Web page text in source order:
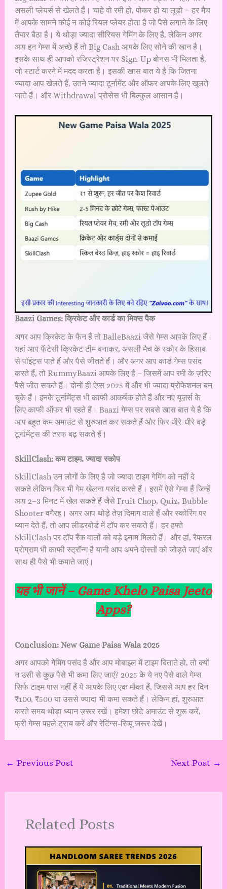
असली प्लेयर्स से खेलते हैं। चाहे वो रमी हो, पोकर हो या लूडो – हर मैच
में आपके सामने कोई न कोई रियल प्लेयर होता है जो पैसे लगाने के लिए
तैयार बैठा है। ये थोड़ा ज्यादा सीरियस गेमिंग के लिए है, लेकिन अगर
आप इन गेम्स में अच्छे हैं तो Big Cash आपके लिए सोने की खान है।
इसके साथ ही आपको रजिस्ट्रेशन पर Sign-Up बोनस भी मिलता है,
जो स्टार्ट करने में मदद करता है। इसकी खास बात ये है कि जितना
ज्यादा आप खेलते हैं, उतने ज्यादा टूर्नामेंट और ऑफर आपके लिए खुलते
जाते हैं। और Withdrawal प्रोसेस भी बिल्कुल आसान है।
Baazi Games: क्रिकेट और कार्ड का मिक्स पैक
अगर आप क्रिकेट के फैन हैं तो BalleBaazi जैसे गेम्स आपके लिए हैं।
यहां आप फैंटेसी क्रिकेट टीम बनाकर, असली मैच के स्कोर के हिसाब
से पॉइंट्स पाते हैं और पैसे जीतते हैं। और अगर आप कार्ड गेम्स पसंद
करते हैं, तो RummyBaazi आपके लिए है – जिसमें आप रमी के ज़रिए
पैसे जीत सकते हैं। दोनों ही ऐप्स 2025 में और भी ज्यादा प्रोफेशनल बन
चुके हैं। इनके टूर्नामेंट्स भी काफी आकर्षक होते हैं और नए यूज़र्स के
लिए काफी ऑफर भी रहते हैं। Baazi गेम्स पर सबसे खास बात ये है कि
आप बहुत कम अमाउंट से शुरुआत कर सकते हैं और फिर धीरे-धीरे बड़े
टूर्नामेंट्स की तरफ बढ़ सकते हैं।
SkillClash: कम टाइम, ज्यादा स्कोप
SkillClash उन लोगों के लिए है जो ज्यादा टाइम गेमिंग को नहीं दे
सकते लेकिन फिर भी गेम खेलना पसंद करते हैं। इसमें ऐसे गेम्स हैं जिन्हें
आप 2–3 मिनट में खेल सकते हैं जैसे Fruit Chop, Quiz, Bubble
Shooter वगैरह। अगर आप थोड़े तेज़ दिमाग वाले हैं और स्कोरिंग पर
ध्यान देते हैं, तो आप लीडरबोर्ड में टॉप कर सकते हैं। हर हफ्ते
SkillClash पर टॉप रैंक वालों को बड़े इनाम मिलते हैं। और हां, रैफरल
प्रोग्राम भी काफी स्ट्रॉन्ग है यानी आप अपने दोस्तों को जोड़ते जाएं और
साथ ही पैसे भी कमाते जाएं।
यह भी जानें – Game Khelo Paisa Jeeto
Apps?
Conclusion: New Game Paisa Wala 2025
अगर आपको गेमिंग पसंद है और आप मोबाइल में टाइम बिताते हो, तो क्यों
न उसी से कुछ पैसे भी कमा लिए जाएं? 2025 के ये नए पैसे वाले गेम्स
सिर्फ टाइम पास नहीं हैं ये आपके लिए एक मौका हैं, जिससे आप हर दिन
₹100, ₹500 या उससे ज्यादा भी कमा सकते हैं। लेकिन हां, शुरुआत
करते समय थोड़ा ध्यान ज़रूर रखें। हमेशा छोटे अमाउंट से शुरू करें,
फ्री गेम्स पहले ट्राय करें और रेटिंग्स-रिव्यू जरूर देखें।
← Previous Post Next Post →
Related Posts